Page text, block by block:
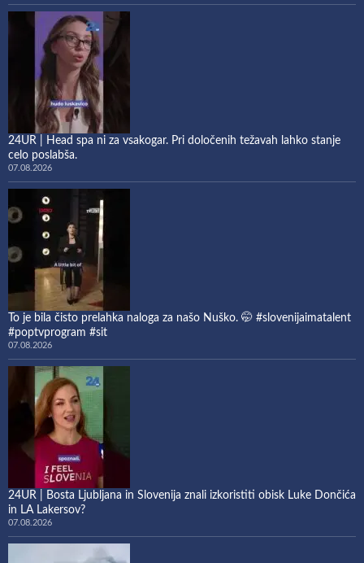
24UR | Head spa ni za vsakogar. Pri določenih težavah lahko stanje
celo poslabša.
07.08.2026
To je bila čisto prelahka naloga za našo Nuško. 🤭 #slovenijaimatalent
#poptvprogram #sit
07.08.2026
24UR | Bosta Ljubljana in Slovenija znali izkoristiti obisk Luke Dončića
in LA Lakersov?
07.08.2026